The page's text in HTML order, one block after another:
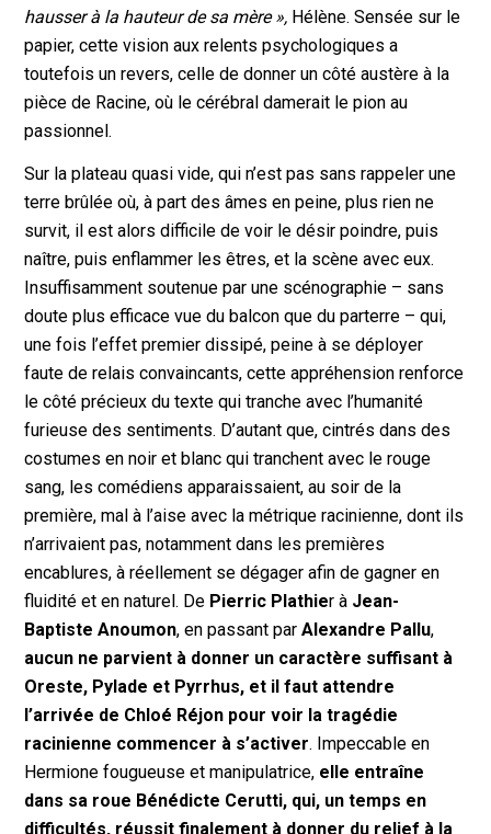
hausser à la hauteur de sa mère », Hélène. Sensée sur le
papier, cette vision aux relents psychologiques a
toutefois un revers, celle de donner un côté austère à la
pièce de Racine, où le cérébral damerait le pion au
passionnel.
Sur la plateau quasi vide, qui n’est pas sans rappeler une
terre brûlée où, à part des âmes en peine, plus rien ne
survit, il est alors difficile de voir le désir poindre, puis
naître, puis enflammer les êtres, et la scène avec eux.
Insuffisamment soutenue par une scénographie – sans
doute plus efficace vue du balcon que du parterre – qui,
une fois l’effet premier dissipé, peine à se déployer
faute de relais convaincants, cette appréhension renforce
le côté précieux du texte qui tranche avec l’humanité
furieuse des sentiments. D’autant que, cintrés dans des
costumes en noir et blanc qui tranchent avec le rouge
sang, les comédiens apparaissaient, au soir de la
première, mal à l’aise avec la métrique racinienne, dont ils
n’arrivaient pas, notamment dans les premières
encablures, à réellement se dégager afin de gagner en
fluidité et en naturel. De Pierric Plathier à Jean-
Baptiste Anoumon, en passant parAlexandre Pallu,
aucun ne parvient à donner un caractère suffisant à
Oreste, Pylade et Pyrrhus, et il faut attendre
l’arrivée de Chloé Réjon pour voir la tragédie
racinienne commencer à s’activer. Impeccable en
Hermione fougueuse et manipulatrice, elle entraîne
dans sa roue Bénédicte Cerutti, qui, un temps en
difficultés, réussit finalement à donner du relief à la